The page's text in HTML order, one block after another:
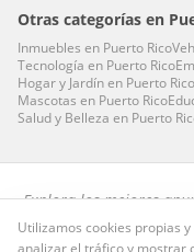
Otras categorías en
Inmuebles en Puerto Rico
Tecnología en Puerto Rico
Hogar y Jardínen Puerto Rico
Mascotas en Puerto Rico
Salud y Belleza en Puerto
Explora los mejores
Utilizamos cookies propias
analizar el tráfico y mostrar